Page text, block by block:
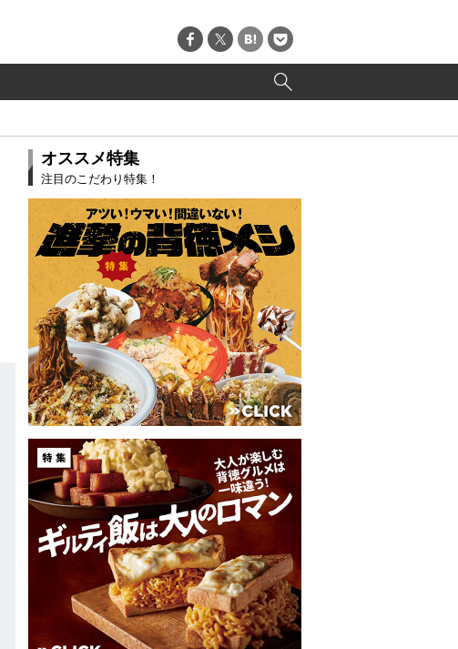
オススメ特集
注目のこだわり特集！